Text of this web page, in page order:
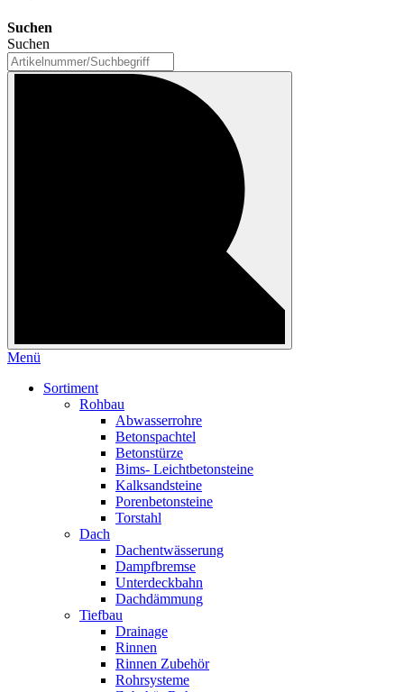
Suchen
Suchen
Menü
Sortiment
Rohbau
Abwasserrohre
Betonspachtel
Betonstürze
Bims- Leichtbetonsteine
Kalksandsteine
Porenbetonsteine
Torstahl
Dach
Dachentwässerung
Dampfbremse
Unterdeckbahn
Dachdämmung
Tiefbau
Drainage
Rinnen
Rinnen Zubehör
Rohrsysteme